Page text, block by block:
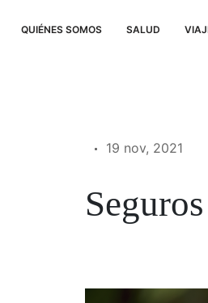
QUIÉNES SOMOS SALUD
19 nov, 2021